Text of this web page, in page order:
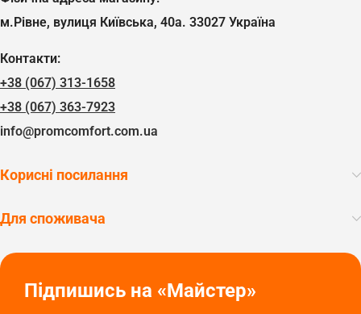
м.Рівне, вулиця Київська, 40а. 33027 Україна
Контакти:
+38 (067) 313-1658
+38 (067) 363-7923
info@promcomfort.com.ua
Корисні посилання
Для споживача
Підпишись на «Майстер»